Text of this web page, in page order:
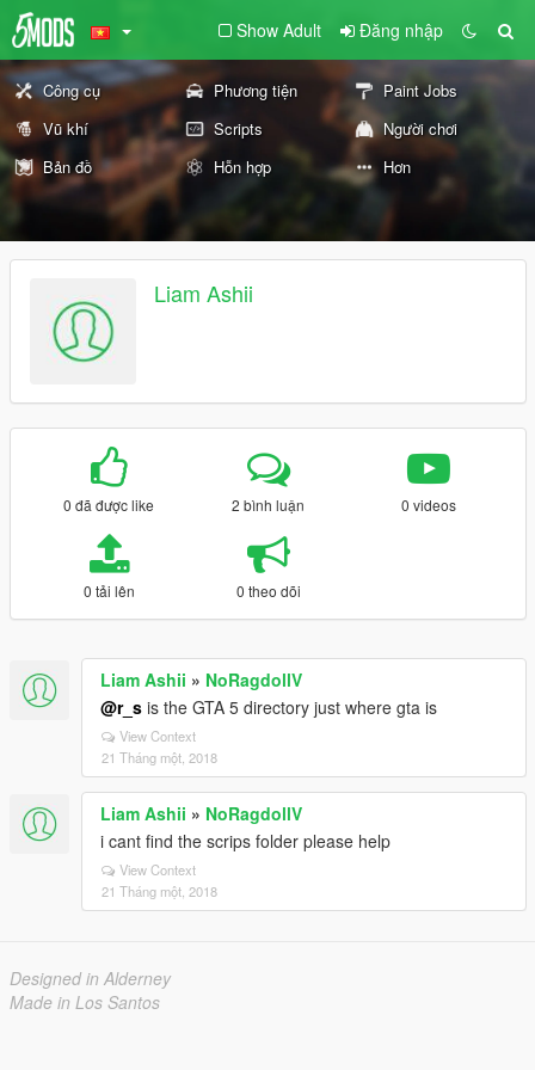
Show Adult Đăng nhập
Công cụ Phương tiện
Paint Jobs
Vũ khí
Scripts
Người chơi
Bản đồ
Hỗn hợp Hơn
Liam Ashii
0 đã được like 2 bình luận 0 videos
0 tải lên 0 theo dõi
Liam Ashii » NoRagdollV
@r_s is the GTA 5 directory just where gta is
View Context
21 Tháng một, 2018
Liam Ashii » NoRagdollV
i cant find the scrips folder please help
View Context
21 Tháng một, 2018
Designed in Alderney
Made in Los Santos